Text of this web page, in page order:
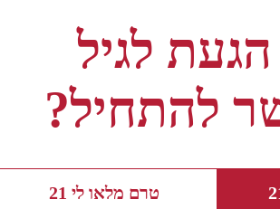
לגיל
להתחיל?
טרם מלאו לי 21